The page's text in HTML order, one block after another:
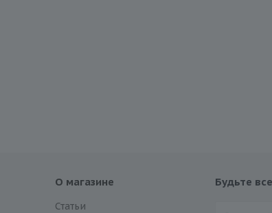
О магазине
Статьи
Будьте